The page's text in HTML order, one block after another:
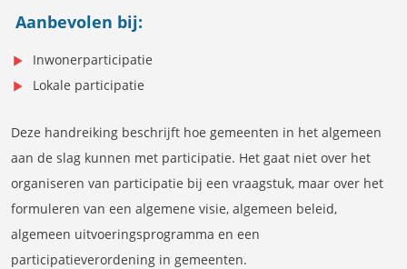
Aanbevolen bij:
Inwonerparticipatie
Lokale participatie
Deze handreiking beschrijft hoe gemeenten in het algemeen
aan de slag kunnen met participatie. Het gaat niet over het
organiseren van participatie bij een vraagstuk, maar over het
formuleren van een algemene visie, algemeen beleid,
algemeen uitvoeringsprogramma en een
participatieverordening in gemeenten.